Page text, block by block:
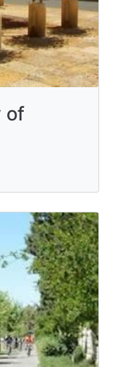
of